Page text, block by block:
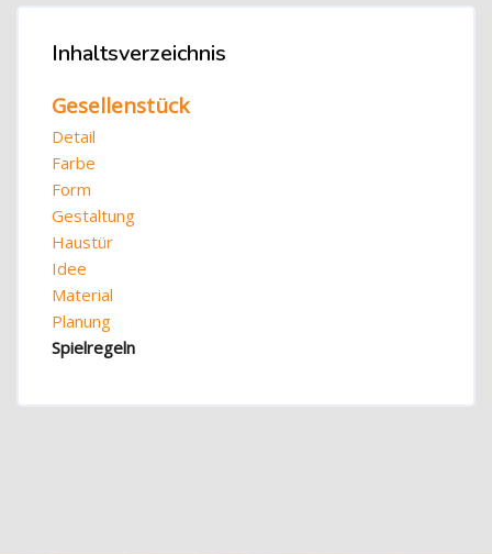
Inhaltsverzeichnis überspringen
Inhaltsverzeichnis
Gesellenstück
Detail
Farbe
Form
Gestaltung
Haustür
Idee
Material
Planung
Spielregeln